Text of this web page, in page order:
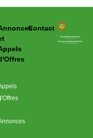
وزارة التحول الرقمي وعصرنة الادارة
Contact